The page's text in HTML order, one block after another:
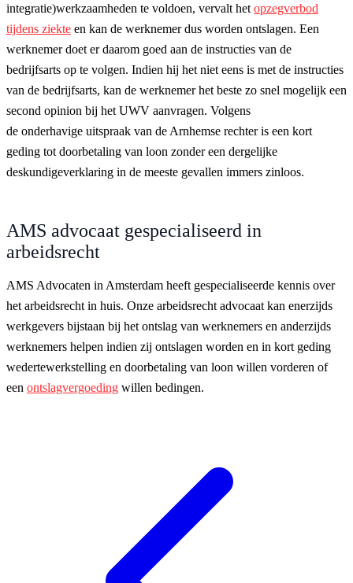
integratie)werkzaamheden te voldoen, vervalt het opzegverbod
tijdens ziekte en kan de werknemer dus worden ontslagen. Een
werknemer doet er daarom goed aan de instructies van de
bedrijfsarts op te volgen. Indien hij het niet eens is met de instructies
van de bedrijfsarts, kan de werknemer het beste zo snel mogelijk een
second opinion bij het UWV aanvragen. Volgens
de onderhavige uitspraak van de Arnhemse rechter is een kort
geding tot doorbetaling van loon zonder een dergelijke
deskundigeverklaring in de meeste gevallen immers zinloos.
AMS advocaat gespecialiseerd in
arbeidsrecht
AMS Advocaten in Amsterdam heeft gespecialiseerde kennis over
het arbeidsrecht in huis. Onze arbeidsrecht advocaat kan enerzijds
werkgevers bijstaan bij het ontslag van werknemers en anderzijds
werknemers helpen indien zij ontslagen worden en in kort geding
wedertewerkstelling en doorbetaling van loon willen vorderen of
een ontslagvergoeding willen bedingen.